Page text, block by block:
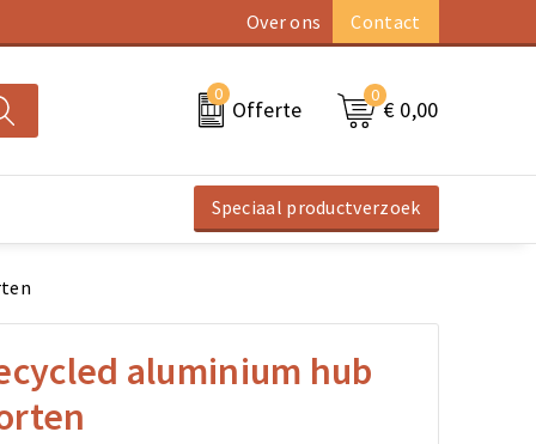
Over ons Contact
0
Offerte
0
€ 0,00
Speciaal productverzoek
aluminium hub